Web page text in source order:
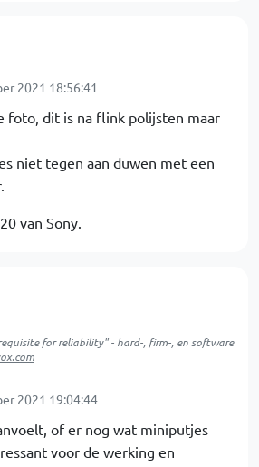
2021 18:56:41
foto, dit is na flink polijsten maar
niet tegen aan duwen met een
van Sony.
for reliability" - hard-, firm-, en software
2021 19:04:44
of er nog wat miniputjes
voor de werking en